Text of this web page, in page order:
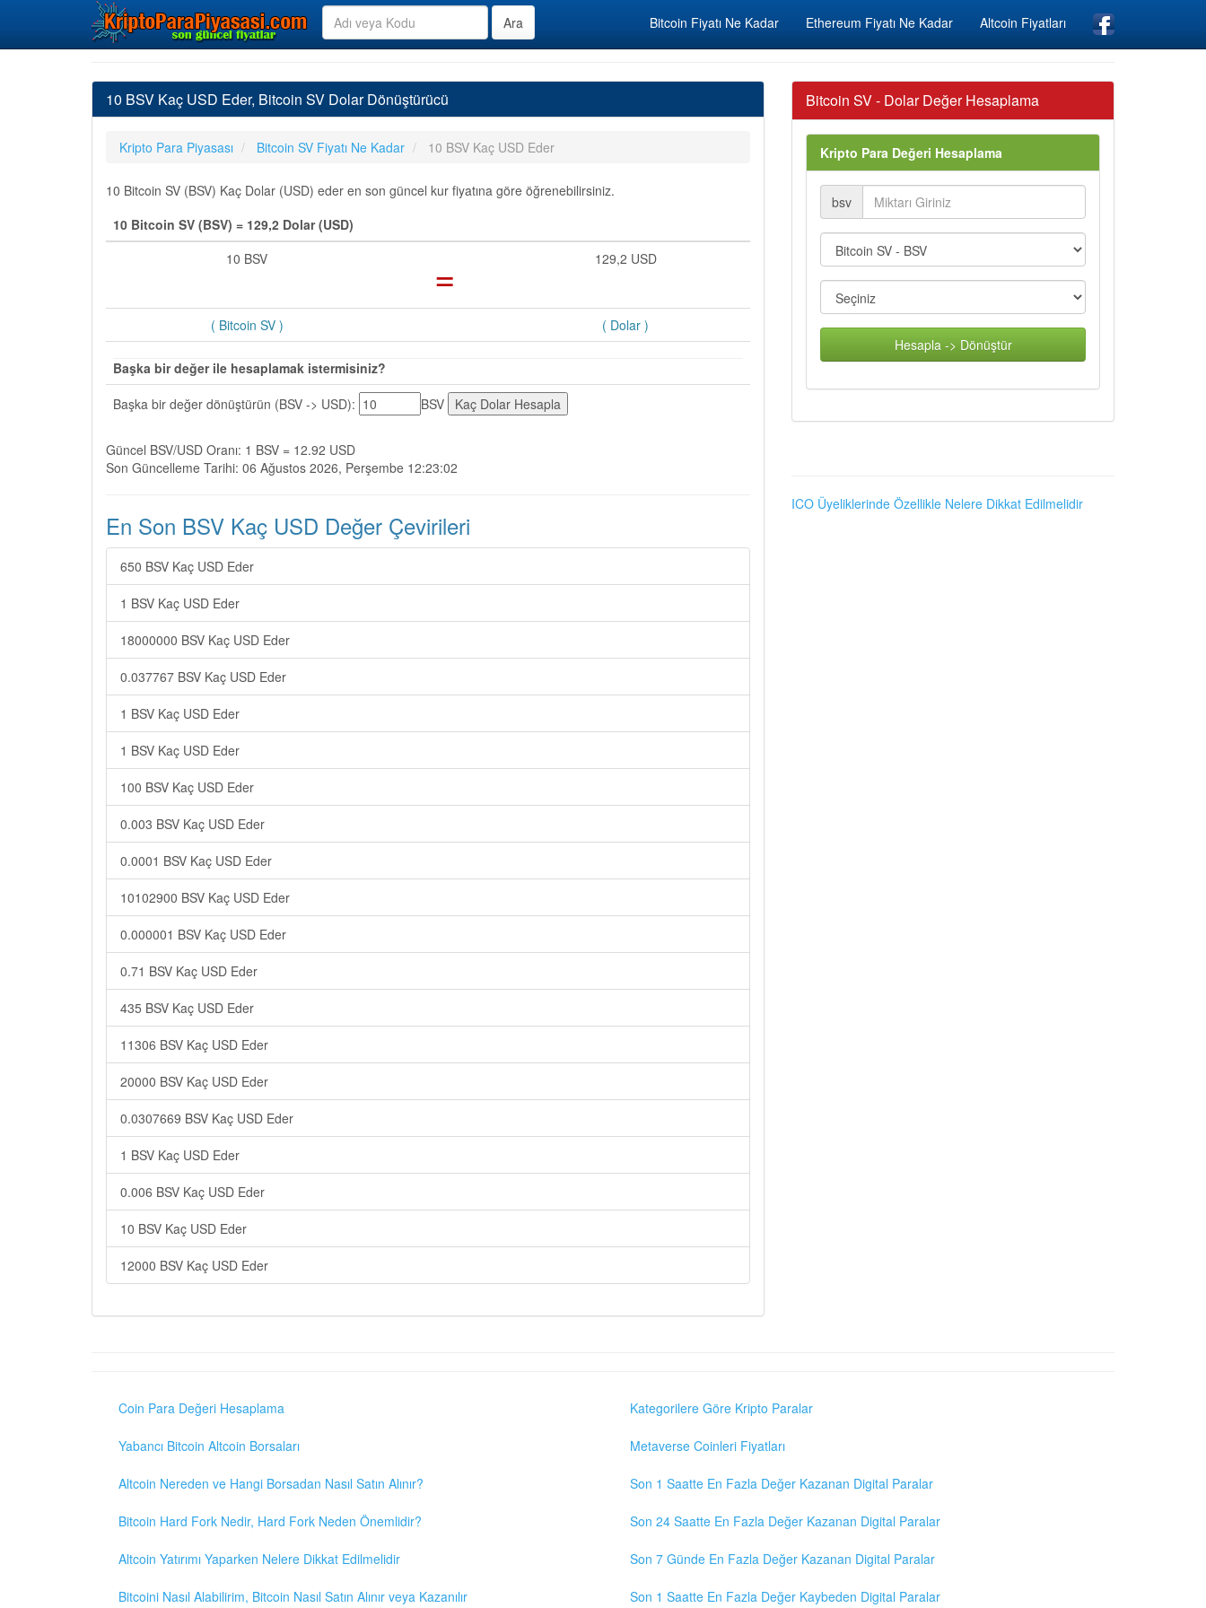
Bitcoin Fiyatı Ne Kadar Ethereum Fiyatı Ne Kadar Altcoin Fiyatları
10 BSV Kaç USD Eder, Bitcoin SV Dolar Dönüştürücü
Kripto Para Piyasası Bitcoin SV Fiyatı Ne Kadar 10 BSV Kaç USD Eder
10 Bitcoin SV (BSV) Kaç Dolar (USD) eder en son güncel kur fiyatına göre öğrenebilirsiniz.
10 Bitcoin SV (BSV) = 129,2 Dolar (USD)
10 BSV
= 129,2 USD
( Bitcoin SV ) ( Dolar )
Başka bir değer ile hesaplamak istermisiniz?
Başka bir değer dönüştürün (BSV -> USD):
BSV
Güncel BSV/USD Oranı: 1 BSV = 12.92 USD
Son Güncelleme Tarihi: 06 Ağustos 2026, Perşembe 12:23:02
En Son BSV Kaç USD Değer Çevirileri
650 BSV Kaç USD Eder
1 BSV Kaç USD Eder
18000000 BSV Kaç USD Eder
0.037767 BSV Kaç USD Eder
1 BSV Kaç USD Eder
1 BSV Kaç USD Eder
100 BSV Kaç USD Eder
0.003 BSV Kaç USD Eder
0.0001 BSV Kaç USD Eder
10102900 BSV Kaç USD Eder
0.000001 BSV Kaç USD Eder
0.71 BSV Kaç USD Eder
435 BSV Kaç USD Eder
11306 BSV Kaç USD Eder
20000 BSV Kaç USD Eder
0.0307669 BSV Kaç USD Eder
1 BSV Kaç USD Eder
0.006 BSV Kaç USD Eder
10 BSV Kaç USD Eder
12000 BSV Kaç USD Eder
Bitcoin SV - Dolar Değer Hesaplama
Kripto Para Değeri Hesaplama
bsv
Hesapla -> Dönüştür
ICO Üyeliklerinde Özellikle Nelere Dikkat Edilmelidir
Coin Para Değeri Hesaplama
Yabancı Bitcoin Altcoin Borsaları
Altcoin Nereden ve Hangi Borsadan Nasıl Satın Alınır?
Bitcoin Hard Fork Nedir, Hard Fork Neden Önemlidir?
Altcoin Yatırımı Yaparken Nelere Dikkat Edilmelidir
Bitcoini Nasıl Alabilirim, Bitcoin Nasıl Satın Alınır veya Kazanılır
Kategorilere Göre Kripto Paralar
Metaverse Coinleri Fiyatları
Son 1 Saatte En Fazla Değer Kazanan Digital Paralar
Son 24 Saatte En Fazla Değer Kazanan Digital Paralar
Son 7 Günde En Fazla Değer Kazanan Digital Paralar
Son 1 Saatte En Fazla Değer Kaybeden Digital Paralar